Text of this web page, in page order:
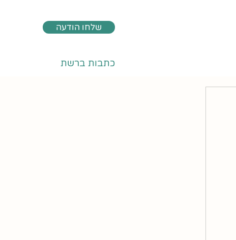
שלחו הודעה
כתבות ברשת